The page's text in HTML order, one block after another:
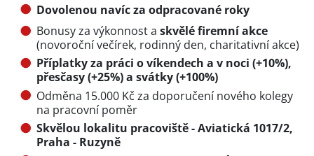
Dovolenou navíc za odpracované roky
Bonusy za výkonnost a skvělé firemní akce
(novoroční večírek, rodinný den, charitativní akce)
Příplatky za práci o víkendech a v noci (+10%),
přesčasy (+25%) a svátky (+100%)
Odměna 15.000 Kč za doporučení nového kolegy
na pracovní poměr
Skvělou lokalitu pracoviště - Aviatická 1017/2,
Praha - Ruzyně